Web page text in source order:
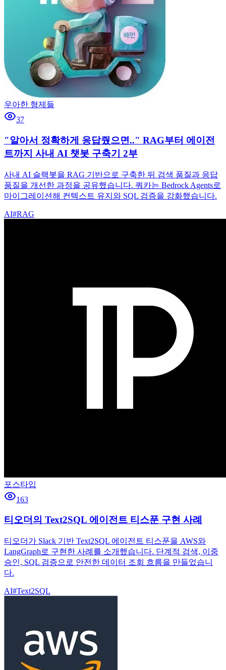
우아한 형제들
37
"알아서 정확하게 응답줬으면.." RAG부터 에이전
트까지 사내 AI 챗봇 구축기 2부
사내 AI 슬랙봇을 RAG 기반으로 구축한 뒤 검색 품질과 응답
품질을 개선한 과정을 공유했습니다. 쿼카는 Bedrock Agents로
마이그레이션해 컨텍스트 유지와 SQL 검증을 강화했습니다.
AI#RAG
포스타입
163
티오더의 Text2SQL 에이전트 티스푼 구현 사례
티오더가 Slack 기반 Text2SQL 에이전트 티스푼을 AWS와
LangGraph로 구현한 사례를 소개했습니다. 단계적 검색, 이중
승인, SQL 검증으로 안전한 데이터 조회 흐름을 만들었습니
다.
AI#Text2SQL